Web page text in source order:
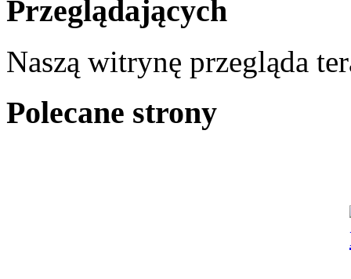
Przeglądających
Naszą witrynę przegląda
Polecane strony